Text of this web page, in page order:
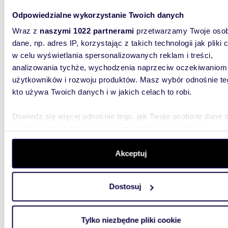
Odpowiedzialne wykorzystanie Twoich danych
Wraz z naszymi 1022 partnerami przetwarzamy Twoje
dane, np. adres IP, korzystając z takich technologii jak pliki
w celu wyświetlania spersonalizowanych reklam i treści,
analizowania tychże, wychodzenia naprzeciw oczekiwaniom
użytkowników i rozwoju produktów. Masz wybór odnośnie
kto używa Twoich danych i w jakich celach to robi.
Dowiedz się więcej odnośnie tego, jak Twoje osobiste dane
szczegółów. W Deklaracji plików cookie możesz zmienić
wycofać swoją zgodę w dowolnej chwili.
aby oferować funkcje społecznościowe i analizować ruch w
witrynie. Informacje o tym, jak korzystasz z naszej witryny,
analitycznym. Partnerzy mogą połączyć te informacje z
Akceptuj
Dostosuj
Tylko niezbędne pliki cookie
Do
600
Atrakcyjna działka 1750 m² pod zabudowę
405